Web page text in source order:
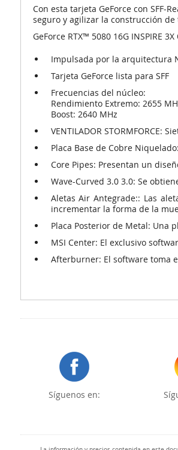
Con esta tarjeta GeForce con
seguro y agilizar la construcción de
GeForce RTX™ 5080 16G INSPIRE 3X
Impulsada por la arquitectura
Tarjeta GeForce lista para SFF
Frecuencias del núcleo:
Rendimiento Extremo: 2655
Boost: 2640 MHz
VENTILADOR STORMFORCE:
Placa Base de Cobre Niquelado:
Core Pipes: Presentan un
Wave-Curved 3.0 3.0: Se
Aletas Air Antegrade:: Las
incrementar la forma de la
Placa Posterior de Metal: Una
MSI Center: El exclusivo
Afterburner: El software toma
Síguenos en: